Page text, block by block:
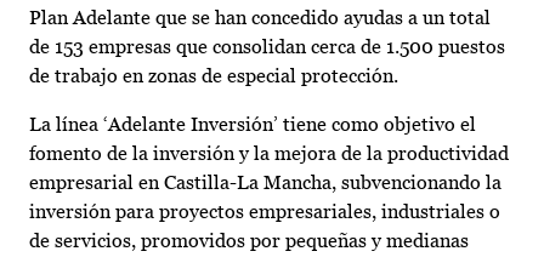
Plan Adelante que se han concedido ayudas a un total
de 153 empresas que consolidan cerca de 1.500 puestos
de trabajo en zonas de especial protección.
La línea ‘Adelante Inversión’ tiene como objetivo el
fomento de la inversión y la mejora de la productividad
empresarial en Castilla-La Mancha, subvencionando la
inversión para proyectos empresariales, industriales o
de servicios, promovidos por pequeñas y medianas